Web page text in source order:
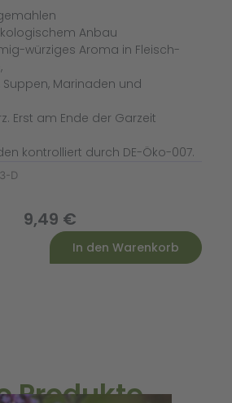
Anbau
würziges Aroma in Fleisch-
Suppen, Marinaden und
Erst am Ende der Garzeit
kontrolliert durch DE-Öko-007.
D
9,49 €
In den Warenkorb
Produkte